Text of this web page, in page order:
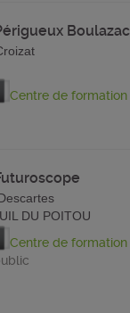
Boulazac
Centre de formation
DU POITOU
Centre de formation